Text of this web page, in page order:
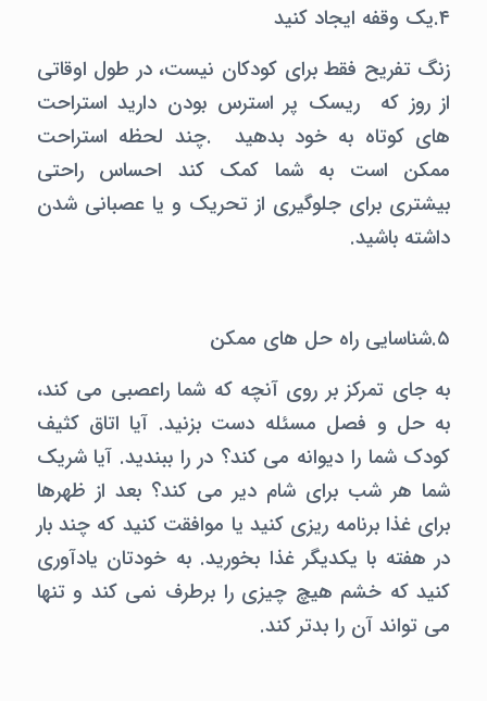
۴.یک وقفه ایجاد کنید
زنگ تفریح فقط برای کودکان نیست، در طول اوقاتی
از روز که ریسک پر استرس بودن دارید استراحت
های کوتاه به خود بدهید .چند لحظه استراحت
ممکن است به شما کمک کند احساس راحتی
بیشتری برای جلوگیری از تحریک و یا عصبانی شدن
داشته باشید.
۵.شناسایی راه حل های ممکن
به جای تمرکز بر روی آنچه که شما راعصبی می کند،
به حل و فصل مسئله دست بزنید. آیا اتاق کثیف
کودک شما را دیوانه می کند؟ در را ببندید. آیا شریک
شما هر شب برای شام دیر می کند؟ بعد از ظهرها
برای غذا برنامه ریزی کنید یا موافقت کنید که چند بار
در هفته با یکدیگر غذا بخورید. به خودتان یادآوری
کنید که خشم هیچ چیزی را برطرف نمی کند و تنها
می تواند آن را بدتر کند.